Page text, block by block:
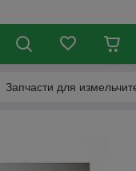
Запчасти для